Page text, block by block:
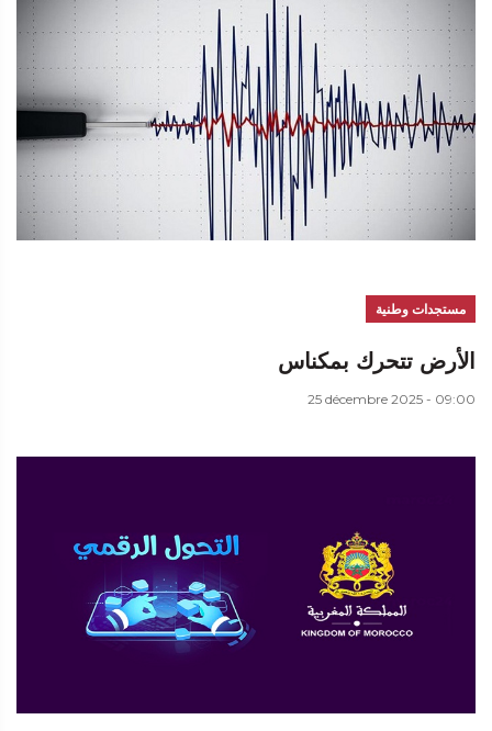
مستجدات وطنية
الأرض تتحرك بمكناس
25 décembre 2025 - 09:00